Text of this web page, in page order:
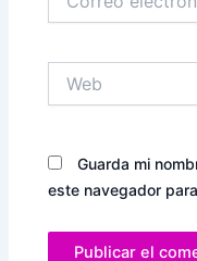
electrónico*
Guarda mi
este navegador